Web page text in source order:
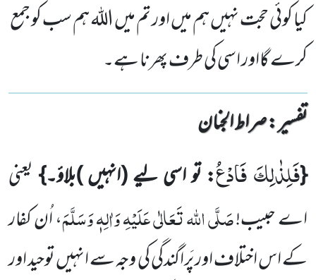
کیا کوئی حجت نہیں ہم میں اور تم میں اللہ ہم سب کو جمع
کرے گااور اسی کی طرف پھرنا ہے۔
تفسیر : ‎صراط الجنان
{فَلِذٰلِكَ فَادْعُ: تو اسی لیے(انہیں )بلاؤ۔} یعنی
اے حبیب!صَلَّی اللہ تَعَالٰی عَلَیْہِ وَاٰلِہٖ وَسَلَّمَ، اُن کفار
کے اس اختلاف اور پَراگندگی کی وجہ سے انہیں توحید اور